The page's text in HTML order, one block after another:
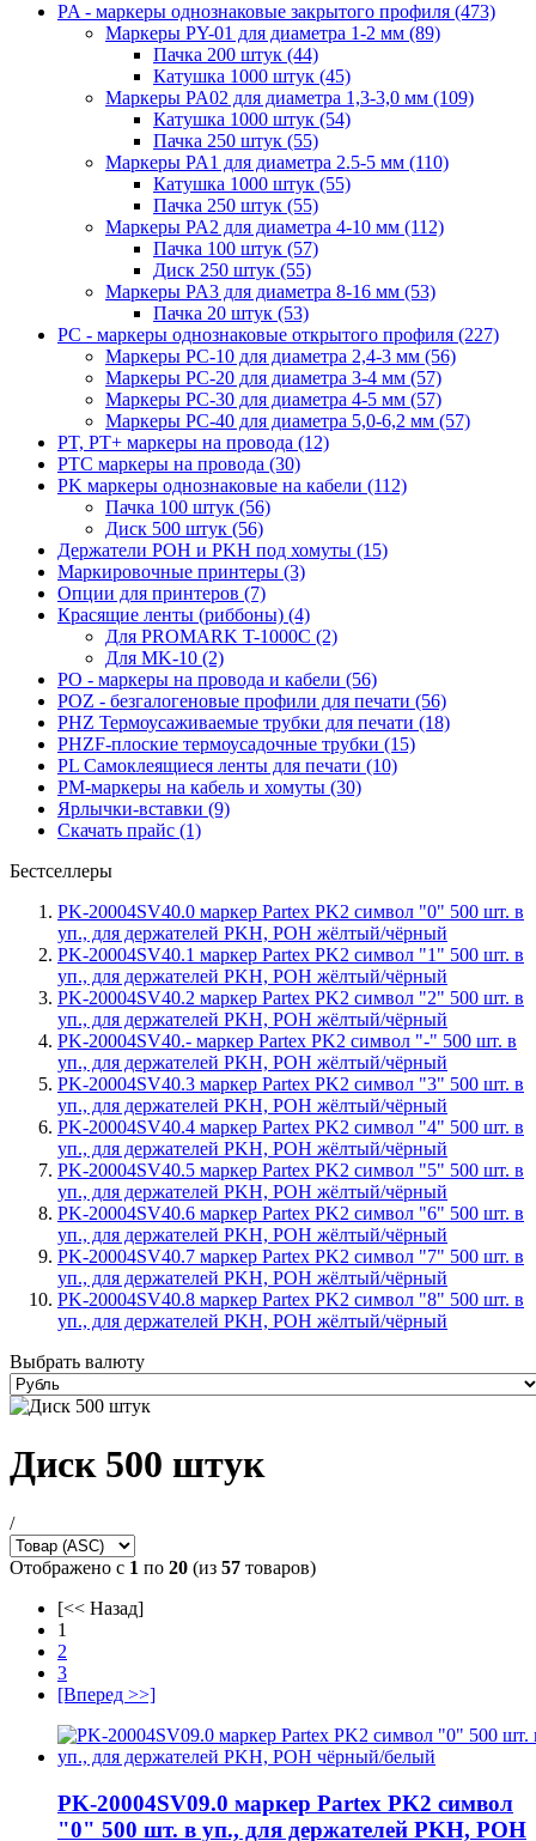
PA - маркеры однознаковые закрытого профиля (473)
Маркеры PY-01 для диаметра 1-2 мм (89)
Пачка 200 штук (44)
Катушка 1000 штук (45)
Маркеры PA02 для диаметра 1,3-3,0 мм (109)
Катушка 1000 штук (54)
Пачка 250 штук (55)
Маркеры PA1 для диаметра 2.5-5 мм (110)
Катушка 1000 штук (55)
Пачка 250 штук (55)
Маркеры PA2 для диаметра 4-10 мм (112)
Пачка 100 штук (57)
Диск 250 штук (55)
Маркеры PA3 для диаметра 8-16 мм (53)
Пачка 20 штук (53)
PC - маркеры однознаковые открытого профиля (227)
Маркеры PC-10 для диаметра 2,4-3 мм (56)
Маркеры PC-20 для диаметра 3-4 мм (57)
Маркеры PC-30 для диаметра 4-5 мм (57)
Маркеры PC-40 для диаметра 5,0-6,2 мм (57)
PT, PT+ маркеры на провода (12)
PTC маркеры на провода (30)
PK маркеры однознаковые на кабели (112)
Пачка 100 штук (56)
Диск 500 штук (56)
Держатели POH и PKH под хомуты (15)
Маркировочные принтеры (3)
Опции для принтеров (7)
Красящие ленты (риббоны) (4)
Для PROMARK T-1000C (2)
Для MK-10 (2)
PO - маркеры на провода и кабели (56)
POZ - безгалогеновые профили для печати (56)
PHZ Термоусаживаемые трубки для печати (18)
PHZF-плоские термоусадочные трубки (15)
PL Самоклеящиеся ленты для печати (10)
PM-маркеры на кабель и хомуты (30)
Ярлычки-вставки (9)
Скачать прайс (1)
Бестселлеры
PK-20004SV40.0 маркер Partex PK2 символ "0" 500 шт. в
уп., для держателей PKH, POH жёлтый/чёрный
PK-20004SV40.1 маркер Partex PK2 символ "1" 500 шт. в
уп., для держателей PKH, POH жёлтый/чёрный
PK-20004SV40.2 маркер Partex PK2 символ "2" 500 шт. в
уп., для держателей PKH, POH жёлтый/чёрный
PK-20004SV40.- маркер Partex PK2 символ "-" 500 шт. в
уп., для держателей PKH, POH жёлтый/чёрный
PK-20004SV40.3 маркер Partex PK2 символ "3" 500 шт. в
уп., для держателей PKH, POH жёлтый/чёрный
PK-20004SV40.4 маркер Partex PK2 символ "4" 500 шт. в
уп., для держателей PKH, POH жёлтый/чёрный
PK-20004SV40.5 маркер Partex PK2 символ "5" 500 шт. в
уп., для держателей PKH, POH жёлтый/чёрный
PK-20004SV40.6 маркер Partex PK2 символ "6" 500 шт. в
уп., для держателей PKH, POH жёлтый/чёрный
PK-20004SV40.7 маркер Partex PK2 символ "7" 500 шт. в
уп., для держателей PKH, POH жёлтый/чёрный
PK-20004SV40.8 маркер Partex PK2 символ "8" 500 шт. в
уп., для держателей PKH, POH жёлтый/чёрный
Выбрать валюту
Диск 500 штук
/
Отображено с 1 по 20 (из 57 товаров)
[<< Назад]
1
2
3
[Вперед >>]
PK-20004SV09.0 маркер Partex PK2 символ
"0" 500 шт. в уп., для держателей PKH, POH